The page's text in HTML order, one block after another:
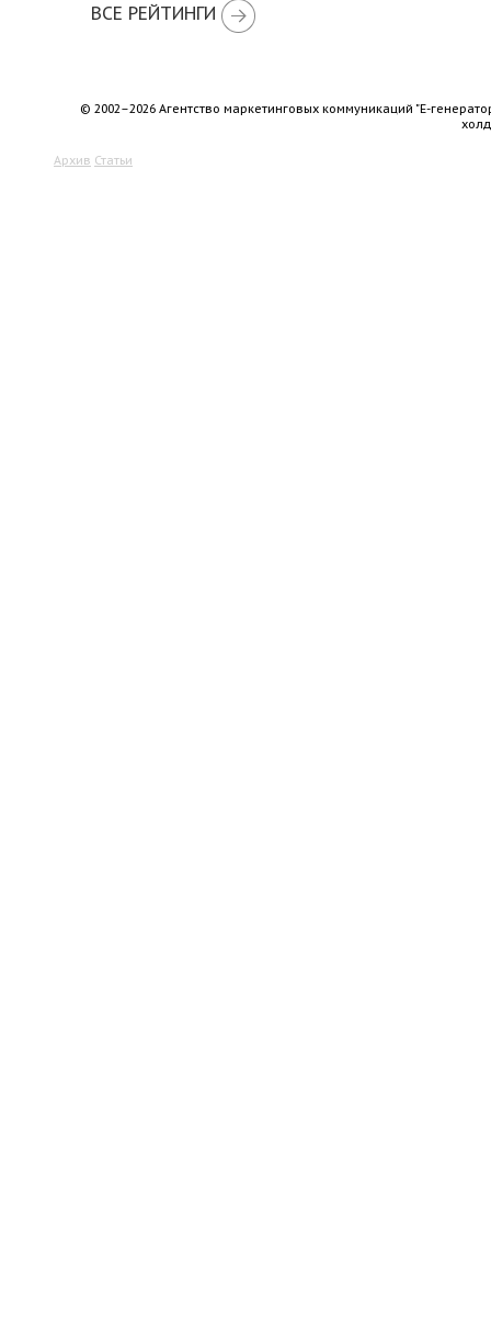
ВСЕ РЕЙТИНГИ
© 2002–2026 Агентство маркетинговых коммуникаций "Е-
Архив Статьи